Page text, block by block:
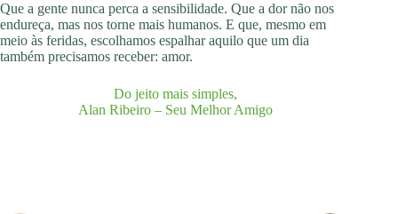
Que a gente nunca perca a sensibilidade. Que a dor não nos
endureça, mas nos torne mais humanos. E que, mesmo em
meio às feridas, escolhamos espalhar aquilo que um dia
também precisamos receber: amor.
Do jeito mais simples,
Alan Ribeiro – Seu Melhor Amigo